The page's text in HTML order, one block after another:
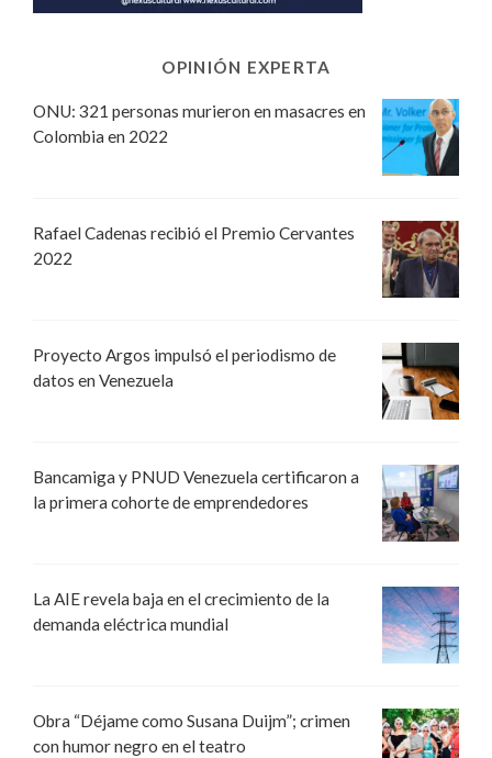
OPINIÓN EXPERTA
ONU: 321 personas murieron en masacres en
Colombia en 2022
Rafael Cadenas recibió el Premio Cervantes
2022
Proyecto Argos impulsó el periodismo de
datos en Venezuela
Bancamiga y PNUD Venezuela certificaron a
la primera cohorte de emprendedores
La AIE revela baja en el crecimiento de la
demanda eléctrica mundial
Obra “Déjame como Susana Duijm”; crimen
con humor negro en el teatro